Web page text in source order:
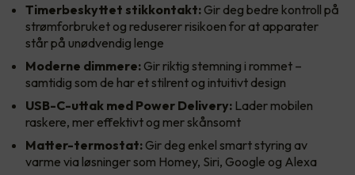
Timerbeskyttet stikkontakt: Gir deg bedre kontroll på
strømforbruket og reduserer risikoen for at apparater
står på unødvendig lenge
Moderne dimmere: Gir riktig stemning i rommet –
samtidig som de har et stilrent og intuitivt design
USB-C-uttak med Power Delivery: Lader mobilen
raskere, mer effektivt og mer skånsomt
Matter-termostat: Gir deg enkel smart styring av
varme via løsninger som Homey, Siri, Google og Alexa